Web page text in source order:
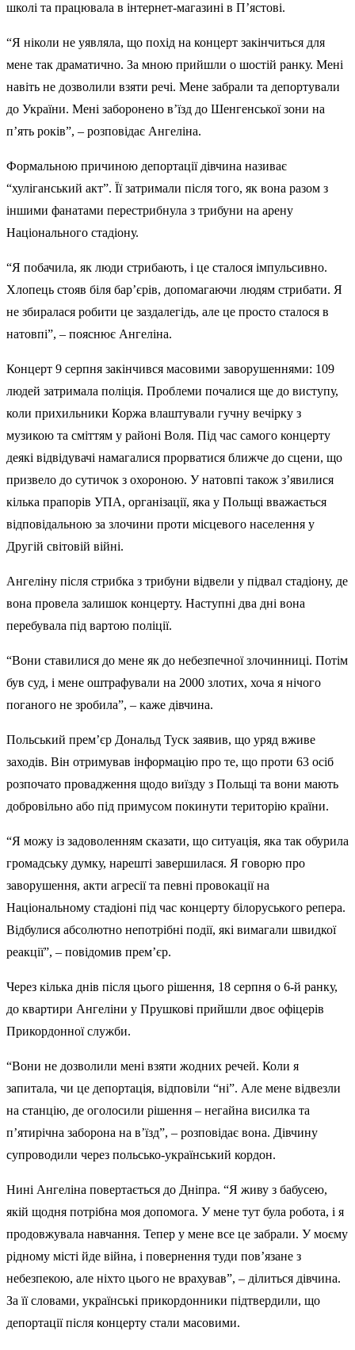
школі та працювала в інтернет-магазині в П’ястові.
“Я ніколи не уявляла, що похід на концерт закінчиться для
мене так драматично. За мною прийшли о шостій ранку. Мені
навіть не дозволили взяти речі. Мене забрали та депортували
до України. Мені заборонено в’їзд до Шенгенської зони на
п’ять років”, – розповідає Ангеліна.
Формальною причиною депортації дівчина називає
“хуліганський акт”. Її затримали після того, як вона разом з
іншими фанатами перестрибнула з трибуни на арену
Національного стадіону.
“Я побачила, як люди стрибають, і це сталося імпульсивно.
Хлопець стояв біля бар’єрів, допомагаючи людям стрибати. Я
не збиралася робити це заздалегідь, але це просто сталося в
натовпі”, – пояснює Ангеліна.
Концерт 9 серпня закінчився масовими заворушеннями: 109
людей затримала поліція. Проблеми почалися ще до виступу,
коли прихильники Коржа влаштували гучну вечірку з
музикою та сміттям у районі Воля. Під час самого концерту
деякі відвідувачі намагалися прорватися ближче до сцени, що
призвело до сутичок з охороною. У натовпі також з’явилися
кілька прапорів УПА, організації, яка у Польщі вважається
відповідальною за злочини проти місцевого населення у
Другій світовій війні.
Ангеліну після стрибка з трибуни відвели у підвал стадіону, де
вона провела залишок концерту. Наступні два дні вона
перебувала під вартою поліції.
“Вони ставилися до мене як до небезпечної злочинниці. Потім
був суд, і мене оштрафували на 2000 злотих, хоча я нічого
поганого не зробила”, – каже дівчина.
Польський прем’єр Дональд Туск заявив, що уряд вживе
заходів. Він отримував інформацію про те, що проти 63 осіб
розпочато провадження щодо виїзду з Польщі та вони мають
добровільно або під примусом покинути територію країни.
“Я можу із задоволенням сказати, що ситуація, яка так обурила
громадську думку, нарешті завершилася. Я говорю про
заворушення, акти агресії та певні провокації на
Національному стадіоні під час концерту білоруського репера.
Відбулися абсолютно непотрібні події, які вимагали швидкої
реакції”, – повідомив прем’єр.
Через кілька днів після цього рішення, 18 серпня о 6-й ранку,
до квартири Ангеліни у Прушкові прийшли двоє офіцерів
Прикордонної служби.
“Вони не дозволили мені взяти жодних речей. Коли я
запитала, чи це депортація, відповіли “ні”. Але мене відвезли
на станцію, де оголосили рішення – негайна висилка та
п’ятирічна заборона на в’їзд”, – розповідає вона. Дівчину
супроводили через польсько-український кордон.
Нині Ангеліна повертається до Дніпра. “Я живу з бабусею,
якій щодня потрібна моя допомога. У мене тут була робота, і я
продовжувала навчання. Тепер у мене все це забрали. У моєму
рідному місті йде війна, і повернення туди пов’язане з
небезпекою, але ніхто цього не врахував”, – ділиться дівчина.
За її словами, українські прикордонники підтвердили, що
депортації після концерту стали масовими.